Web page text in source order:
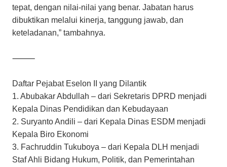
tepat, dengan nilai-nilai yang benar. Jabatan harus
dibuktikan melalui kinerja, tanggung jawab, dan
keteladanan,” tambahnya.
⸻
Daftar Pejabat Eselon II yang Dilantik
1. Abubakar Abdullah – dari Sekretaris DPRD menjadi
Kepala Dinas Pendidikan dan Kebudayaan
2. Suryanto Andili – dari Kepala Dinas ESDM menjadi
Kepala Biro Ekonomi
3. Fachruddin Tukuboya – dari Kepala DLH menjadi
Staf Ahli Bidang Hukum, Politik, dan Pemerintahan